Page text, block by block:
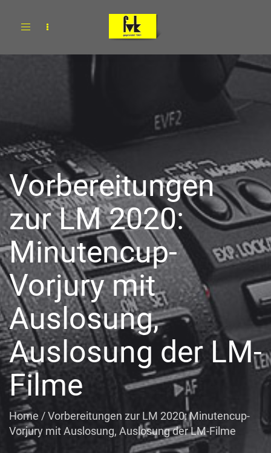
Toggle
Vorbereitungen
zur LM 2020:
Minutencup-
Vorjury mit
Auslosung,
Auslosung der LM-
Filme
Home /Vorbereitungen zur LM 2020: Minutencup-
Vorjury mit Auslosung, Auslosung der LM-Filme